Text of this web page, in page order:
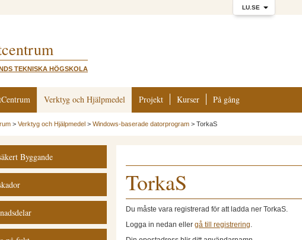
LU.SE
TEKNISKA HÖGSKOLA
Verktyg och Hjälpmedel Projekt Kurser På gång
> Verktyg och Hjälpmedel > Windows-baserade datorprogram > TorkaS
Byggande
TorkaS
Du måste vara registrerad för att ladda ner TorkaS.
Logga in nedan eller gå till registrering.